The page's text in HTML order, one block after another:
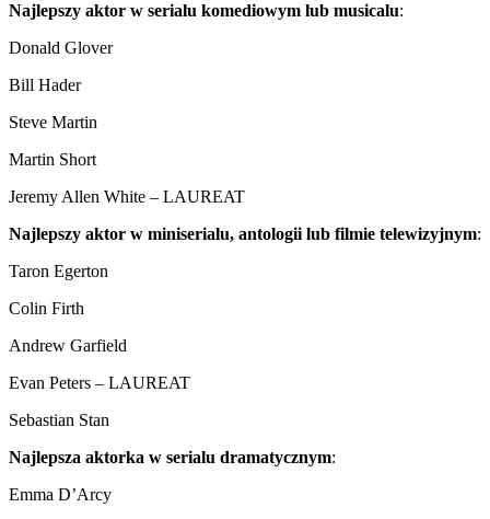
Najlepszy aktor w serialu komediowym lub musicalu:
Donald Glover
Bill Hader
Steve Martin
Martin Short
Jeremy Allen White – LAUREAT
Najlepszy aktor w miniserialu, antologii lub filmie telewizyjnym:
Taron Egerton
Colin Firth
Andrew Garfield
Evan Peters – LAUREAT
Sebastian Stan
Najlepsza aktorka w serialu dramatycznym:
Emma D’Arcy